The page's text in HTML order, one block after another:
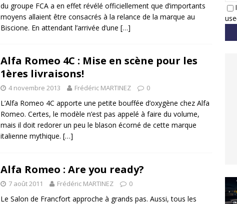
du groupe FCA a en effet révélé officiellement que d’importants
moyens allaient être consacrés à la relance de la marque au
Biscione. En attendant l’arrivée d’une […]
Alfa Romeo 4C : Mise en scène pour les
1ères livraisons!
4 novembre 2013 Frédéric MARTINEZ 0
L’Alfa Romeo 4C apporte une petite bouffée d’oxygène chez Alfa
Romeo. Certes, le modèle n’est pas appelé à faire du volume,
mais il doit redorer un peu le blason écorné de cette marque
italienne mythique. […]
Alfa Romeo : Are you ready?
7 août 2011 Frédéric MARTINEZ 0
Le Salon de Francfort approche à grands pas. Aussi, tous les